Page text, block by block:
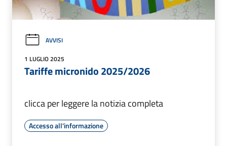
AVVISI
1 LUGLIO 2025
Tariffe micronido 2025/2026
clicca per leggere la notizia completa
Accesso all'informazione